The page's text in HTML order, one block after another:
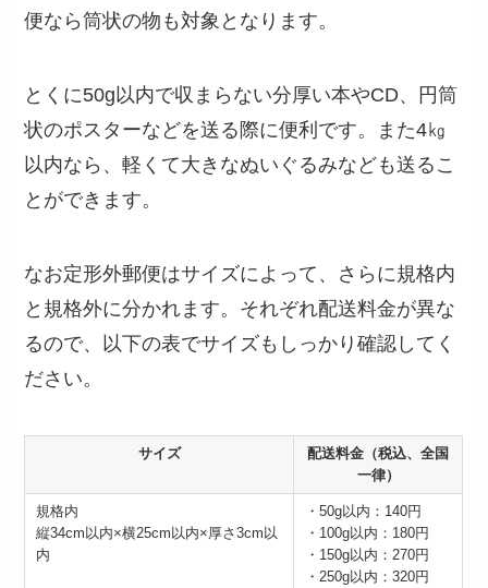
便なら筒状の物も対象となります。
とくに50g以内で収まらない分厚い本やCD、円筒
状のポスターなどを送る際に便利です。また4㎏
以内なら、軽くて大きなぬいぐるみなども送るこ
とができます。
なお定形外郵便はサイズによって、さらに規格内
と規格外に分かれます。それぞれ配送料金が異な
るので、以下の表でサイズもしっかり確認してく
ださい。
サイズ
配送料金（税込、全国
一律）
規格内
縦34cm以内×横25cm以内×厚さ3cm以
内
・50g以内：140円
・100g以内：180円
・150g以内：270円
・250g以内：320円